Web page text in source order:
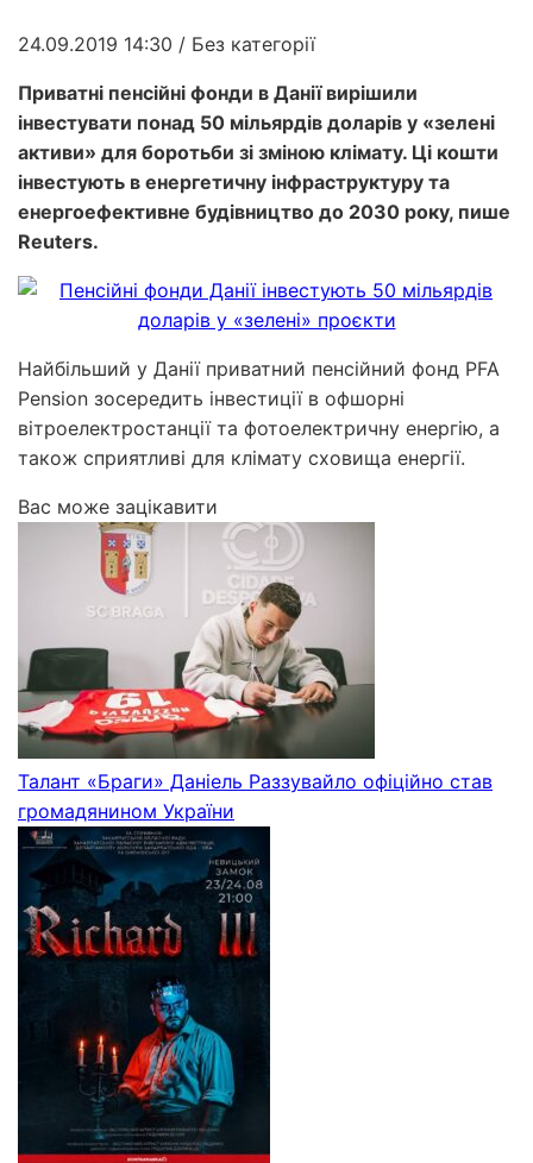
24.09.2019 14:30 / Без категорії
Приватні пенсійні фонди в Данії вирішили
інвестувати понад 50 мільярдів доларів у «зелені
активи» для боротьби зі зміною клімату. Ці кошти
інвестують в енергетичну інфраструктуру та
енергоефективне будівництво до 2030 року, пише
Reuters.
Найбільший у Данії приватний пенсійний фонд PFA
Pension зосередить інвестиції в офшорні
вітроелектростанції та фотоелектричну енергію, а
також сприятливі для клімату сховища енергії.
Вас може зацікавити
Талант «Браги» Даніель Раззувайло офіційно став
громадянином України